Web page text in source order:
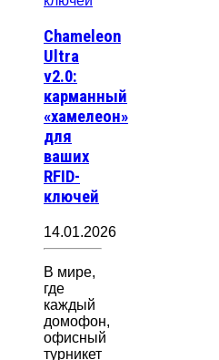
Chameleon
Ultra
v2.0:
карманный
«хамелеон»
для
ваших
RFID-
ключей
14.01.2026
В мире,
где
каждый
домофон,
офисный
турникет